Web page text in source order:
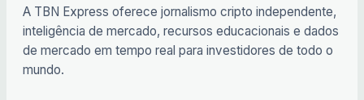
A TBN Express oferece jornalismo cripto independente,
inteligência de mercado, recursos educacionais e dados
de mercado em tempo real para investidores de todo o
mundo.